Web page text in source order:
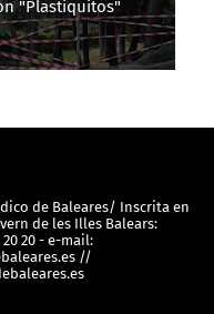
"Plastiquitos"
de Baleares/ Inscrita en
de les Illes Balears:
20 20 - e-mail:
//